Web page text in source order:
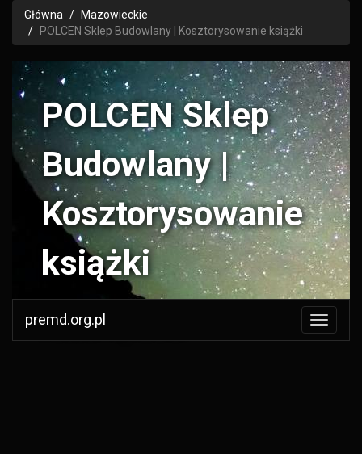
Główna
Mazowieckie
POLCEN Sklep Budowlany | Kosztorysowanie książki
POLCEN Sklep
Budowlany |
Kosztorysowanie
książki
POLCEN Sp. z o.o.
premd.org.pl